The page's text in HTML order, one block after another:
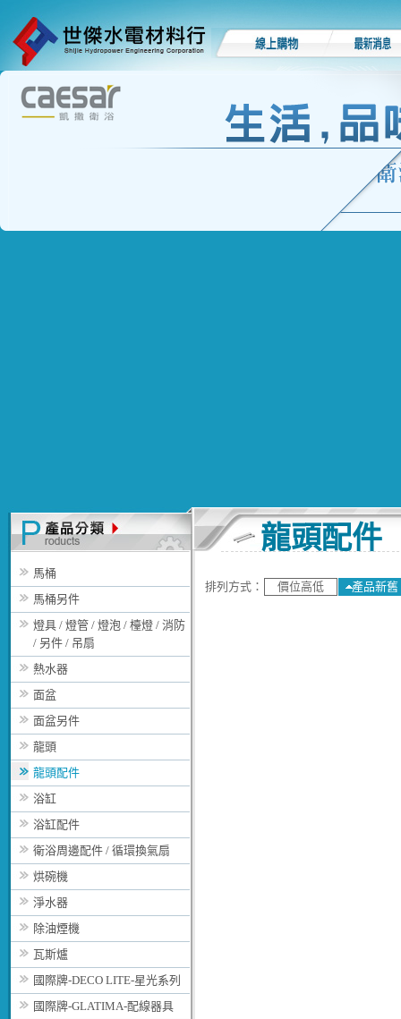
馬桶
馬桶另件
燈具 / 燈管 / 燈泡 / 檯燈 / 消防
/ 另件 / 吊扇
熱水器
面盆
面盆另件
龍頭
龍頭配件
浴缸
浴缸配件
衛浴周邊配件 / 循環換氣扇
烘碗機
淨水器
除油煙機
瓦斯爐
國際牌-DECO LITE-星光系列
國際牌-GLATIMA-配線器具
龍頭配件
排列方式： 價位高低 產品新舊